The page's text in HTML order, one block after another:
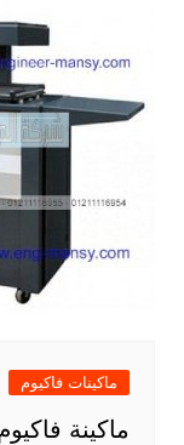
ماكينات فاكيوم
ماكينة